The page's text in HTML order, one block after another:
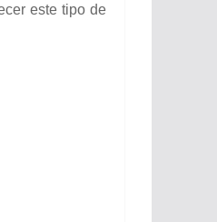
este tipo de